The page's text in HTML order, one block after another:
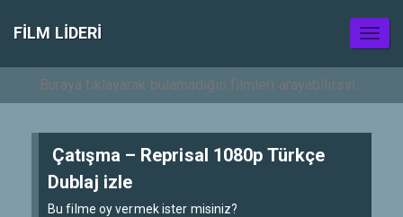
FILM LIDERI
Çatışma – Reprisal 1080p Türkçe
Dublaj izle
Bu filme oy vermek ister misiniz?